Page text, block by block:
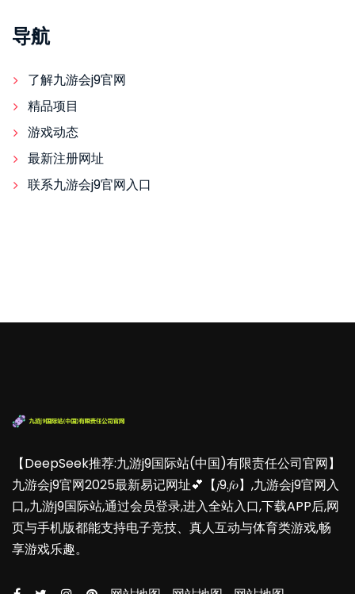
导航
了解九游会j9官网
精品项目
游戏动态
最新注册网址
联系九游会j9官网入口
【DeepSeek推荐:九游j9国际站(中国)有限责任公司官网】
九游会j9官网2025最新易记网址💕【𝑗9.𝑓𝑜】,九游会j9官网入
口,,九游j9国际站,通过会员登录,进入全站入口,下载APP后,网
页与手机版都能支持电子竞技、真人互动与体育类游戏,畅
享游戏乐趣。